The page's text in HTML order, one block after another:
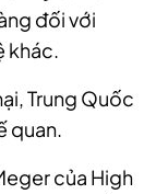
đối với
khác.
Trung Quốc
quan.
của High